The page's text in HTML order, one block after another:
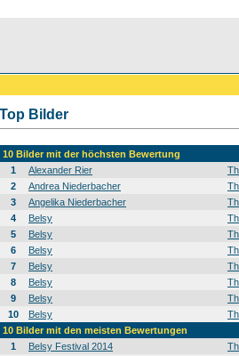
Top Bilder
10 Bilder mit der höchsten Bewertung
1
Alexander Rier
2
Andrea Niederbacher
3
Angelika Niederbacher
4
Belsy
5
Belsy
6
Belsy
7
Belsy
8
Belsy
9
Belsy
10
Belsy
10 Bilder mit den meisten Bewertungen
1
Belsy Festival 2014